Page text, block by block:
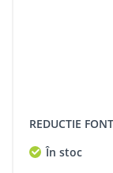
REDUCTIE
În stoc